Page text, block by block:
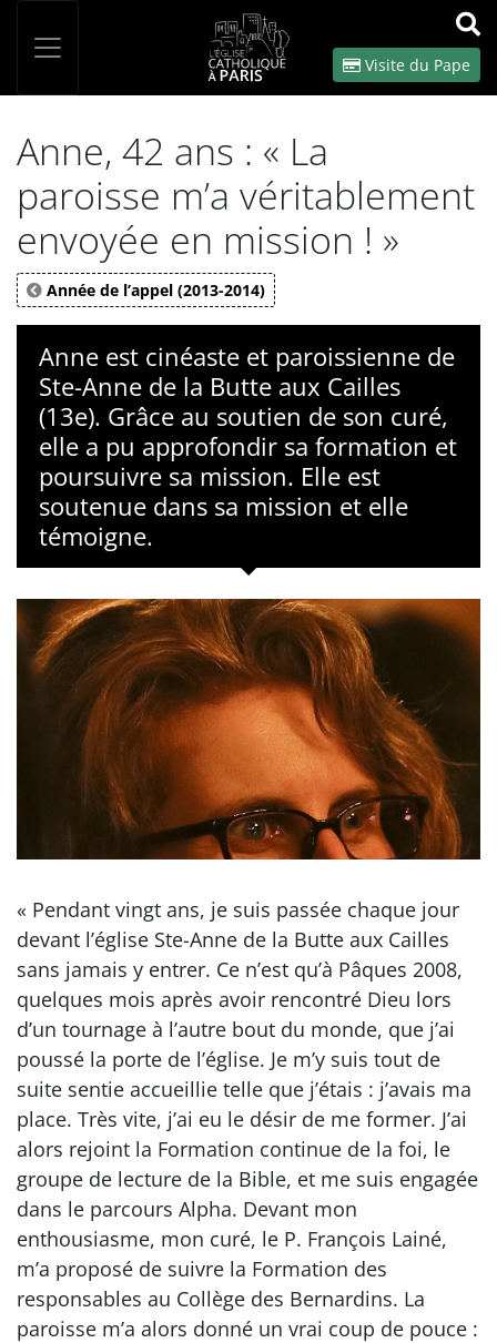
OK
Visite du Pape
Anne, 42 ans : « La
paroisse m’a véritablement
envoyée en mission ! »
Année de l’appel (2013-2014)
Anne est cinéaste et paroissienne de
Ste-Anne de la Butte aux Cailles
(13e). Grâce au soutien de son curé,
elle a pu approfondir sa formation et
poursuivre sa mission. Elle est
soutenue dans sa mission et elle
témoigne.
« Pendant vingt ans, je suis passée chaque jour
devant l’église Ste-Anne de la Butte aux Cailles
sans jamais y entrer. Ce n’est qu’à Pâques 2008,
quelques mois après avoir rencontré Dieu lors
d’un tournage à l’autre bout du monde, que j’ai
poussé la porte de l’église. Je m’y suis tout de
suite sentie accueillie telle que j’étais : j’avais ma
place. Très vite, j’ai eu le désir de me former. J’ai
alors rejoint la Formation continue de la foi, le
groupe de lecture de la Bible, et me suis engagée
dans le parcours Alpha. Devant mon
enthousiasme, mon curé, le P. François Lainé,
m’a proposé de suivre la Formation des
responsables au Collège des Bernardins. La
paroisse m’a alors donné un vrai coup de pouce :
Panneau de gestion des cookies